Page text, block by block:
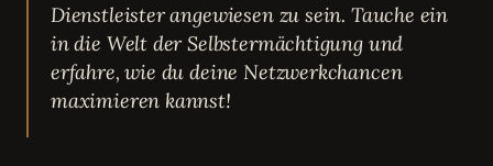
Dienstleister angewiesen zu sein. Tauche ein
in die Welt der Selbstermächtigung und
erfahre, wie du deine Netzwerkchancen
maximieren kannst!